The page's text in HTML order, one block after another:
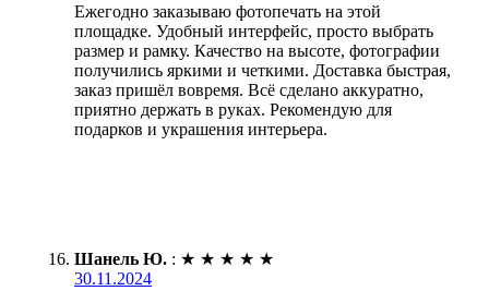
Ежегодно заказываю фотопечать на этой
площадке. Удобный интерфейс, просто выбрать
размер и рамку. Качество на высоте, фотографии
получились яркими и четкими. Доставка быстрая,
заказ пришёл вовремя. Всё сделано аккуратно,
приятно держать в руках. Рекомендую для
подарков и украшения интерьера.
Шанель Ю. : ★ ★ ★ ★ ★
30.11.2024